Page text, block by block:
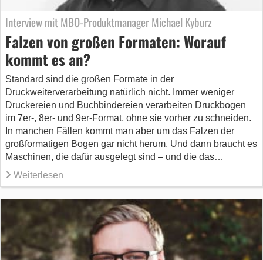
Interview mit MBO-Produktmanager Michael Kyburz
Falzen von großen Formaten: Worauf
kommt es an?
Standard sind die großen Formate in der
Druckweiterverarbeitung natürlich nicht. Immer weniger
Druckereien und Buchbindereien verarbeiten Druckbogen
im 7er-, 8er- und 9er-Format, ohne sie vorher zu schneiden.
In manchen Fällen kommt man aber um das Falzen der
großformatigen Bogen gar nicht herum. Und dann braucht es
Maschinen, die dafür ausgelegt sind – und die das…
Weiterlesen